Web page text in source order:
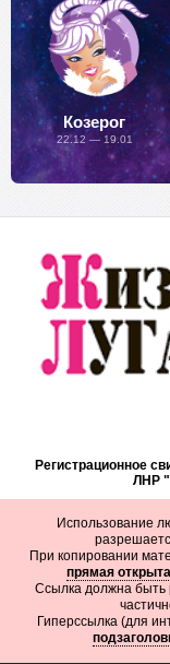
Козерог
22.12 — 19.01
Регистрационное
ЛНР
Использование
При копировании
прямая
Ссылка должна быть
Гиперссылка (для